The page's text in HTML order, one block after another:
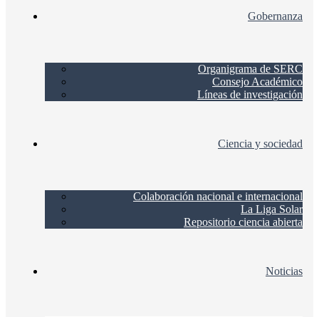
Gobernanza
Organigrama de SERC
Consejo Académico
Líneas de investigación
Ciencia y sociedad
Colaboración nacional e internacional
La Liga Solar
Repositorio ciencia abierta
Noticias